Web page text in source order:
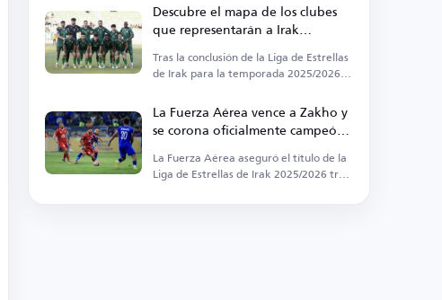
Descubre el mapa de los clubes
que representarán a Irak
internacionalmente la próxima
temporada
Tras la conclusión de la Liga de Estrellas
de Irak para la temporada 2025/2026 y
La Fuerza Aérea vence a Zakho y
se corona oficialmente campeón
La Fuerza Aérea aseguró el título de la
Liga de Estrellas de Irak 2025/2026 tras